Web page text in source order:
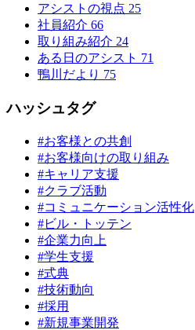
アシストの視点 25
社員紹介 66
取り組み紹介 24
ある日のアシスト 71
鴨川だより 75
ハッシュタグ
#お客様との共創
#お客様向けの取り組み
#キャリア支援
#クラブ活動
#コミュニケーション活性化
#ビル・トッテン
#企業力向上
#学生支援
#式典
#技術動向
#採用
#新規事業開発